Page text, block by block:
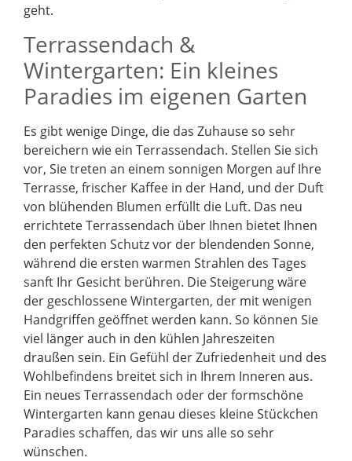
geht.
Terrassendach &
Wintergarten: Ein kleines
Paradies im eigenen Garten
Es gibt wenige Dinge, die das Zuhause so sehr
bereichern wie ein Terrassendach. Stellen Sie sich
vor, Sie treten an einem sonnigen Morgen auf Ihre
Terrasse, frischer Kaffee in der Hand, und der Duft
von blühenden Blumen erfüllt die Luft. Das neu
errichtete Terrassendach über Ihnen bietet Ihnen
den perfekten Schutz vor der blendenden Sonne,
während die ersten warmen Strahlen des Tages
sanft Ihr Gesicht berühren. Die Steigerung wäre
der geschlossene Wintergarten, der mit wenigen
Handgriffen geöffnet werden kann. So können Sie
viel länger auch in den kühlen Jahreszeiten
draußen sein. Ein Gefühl der Zufriedenheit und des
Wohlbefindens breitet sich in Ihrem Inneren aus.
Ein neues Terrassendach oder der formschöne
Wintergarten kann genau dieses kleine Stückchen
Paradies schaffen, das wir uns alle so sehr
wünschen.